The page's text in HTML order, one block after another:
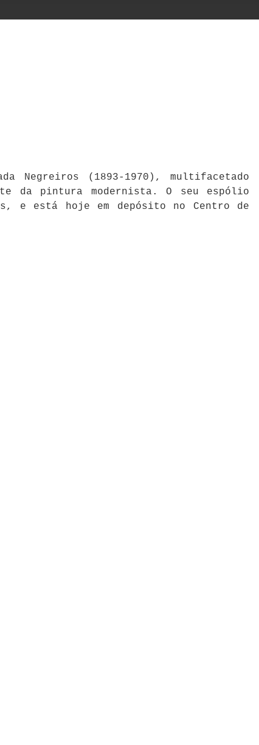
Negreiros (1893-1970), multifacetado
da pintura modernista. O seu espólio
e está hoje em depósito no Centro de